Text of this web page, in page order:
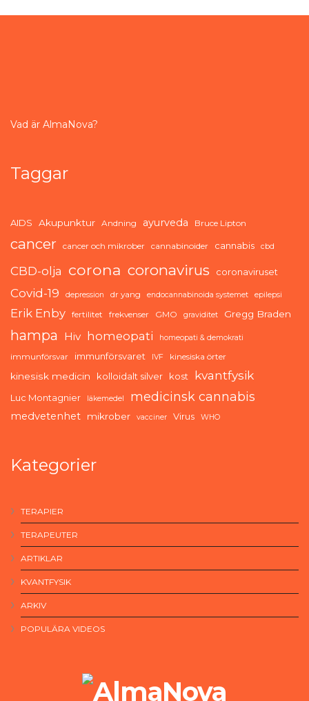
Vad är AlmaNova?
Taggar
AIDS Akupunktur Andning ayurveda Bruce Lipton
cancer cancer och mikrober cannabinoider cannabis cbd
CBD-olja corona coronavirus coronaviruset
Covid-19 depression dr yang endocannabinoida systemet epilepsi
Erik Enby fertilitet frekvenser GMO graviditet Gregg Braden
hampa Hiv homeopati homeopati & demokrati
immunförsvar immunförsvaret IVF kinesiska örter
kinesisk medicin kolloidalt silver kost kvantfysik
Luc Montagnier läkemedel medicinsk cannabis
medvetenhet mikrober vacciner Virus WHO
Kategorier
TERAPIER
TERAPEUTER
ARTIKLAR
KVANTFYSIK
ARKIV
POPULÄRA VIDEOS